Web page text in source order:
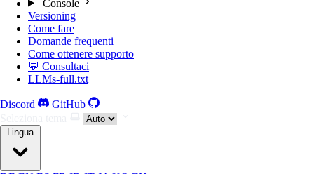
Console
Versioning
Come fare
Domande frequenti
Come ottenere supporto
💬 Consultaci
LLMs-full.txt
Discord
GitHub
Lingua